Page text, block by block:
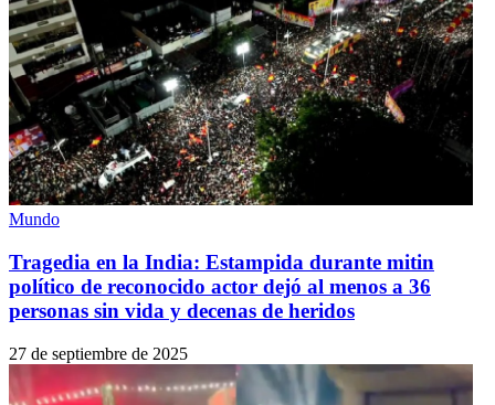
Mundo
Tragedia en la India: Estampida durante mitin
político de reconocido actor dejó al menos a 36
personas sin vida y decenas de heridos
27 de septiembre de 2025